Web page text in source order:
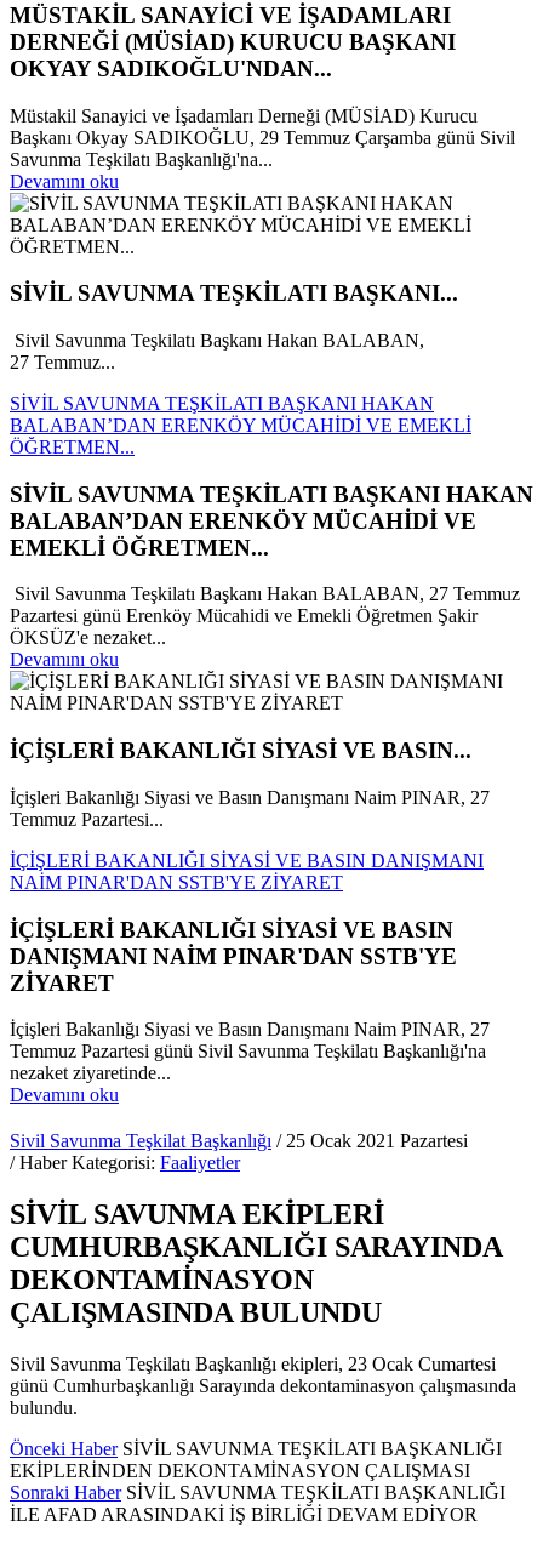
MÜSTAKİL SANAYİCİ VE İŞADAMLARI
DERNEĞİ (MÜSİAD) KURUCU BAŞKANI
OKYAY SADIKOĞLU'NDAN...
Müstakil Sanayici ve İşadamları Derneği (MÜSİAD) Kurucu
Başkanı Okyay SADIKOĞLU, 29 Temmuz Çarşamba günü Sivil
Savunma Teşkilatı Başkanlığı'na...
Devamını oku
SİVİL SAVUNMA TEŞKİLATI BAŞKANI...
Sivil Savunma Teşkilatı Başkanı Hakan BALABAN,
27 Temmuz...
SİVİL SAVUNMA TEŞKİLATI BAŞKANI HAKAN
BALABAN’DAN ERENKÖY MÜCAHİDİ VE EMEKLİ
ÖĞRETMEN...
SİVİL SAVUNMA TEŞKİLATI BAŞKANI HAKAN
BALABAN’DAN ERENKÖY MÜCAHİDİ VE
EMEKLİ ÖĞRETMEN...
Sivil Savunma Teşkilatı Başkanı Hakan BALABAN, 27 Temmuz
Pazartesi günü Erenköy Mücahidi ve Emekli Öğretmen Şakir
ÖKSÜZ'e nezaket...
Devamını oku
İÇİŞLERİ BAKANLIĞI SİYASİ VE BASIN...
İçişleri Bakanlığı Siyasi ve Basın Danışmanı Naim PINAR, 27
Temmuz Pazartesi...
İÇİŞLERİ BAKANLIĞI SİYASİ VE BASIN DANIŞMANI
NAİM PINAR'DAN SSTB'YE ZİYARET
İÇİŞLERİ BAKANLIĞI SİYASİ VE BASIN
DANIŞMANI NAİM PINAR'DAN SSTB'YE
ZİYARET
İçişleri Bakanlığı Siyasi ve Basın Danışmanı Naim PINAR, 27
Temmuz Pazartesi günü Sivil Savunma Teşkilatı Başkanlığı'na
nezaket ziyaretinde...
Devamını oku
Sivil Savunma Teşkilat Başkanlığı / 25 Ocak 2021 Pazartesi
/ Haber Kategorisi: Faaliyetler
SİVİL SAVUNMA EKİPLERİ
CUMHURBAŞKANLIĞI SARAYINDA
DEKONTAMİNASYON
ÇALIŞMASINDA BULUNDU
Sivil Savunma Teşkilatı Başkanlığı ekipleri, 23 Ocak Cumartesi
günü Cumhurbaşkanlığı Sarayında dekontaminasyon çalışmasında
bulundu.
Önceki Haber SİVİL SAVUNMA TEŞKİLATI BAŞKANLIĞI
EKİPLERİNDEN DEKONTAMİNASYON ÇALIŞMASI
Sonraki Haber SİVİL SAVUNMA TEŞKİLATI BAŞKANLIĞI
İLE AFAD ARASINDAKİ İŞ BİRLİĞİ DEVAM EDİYOR